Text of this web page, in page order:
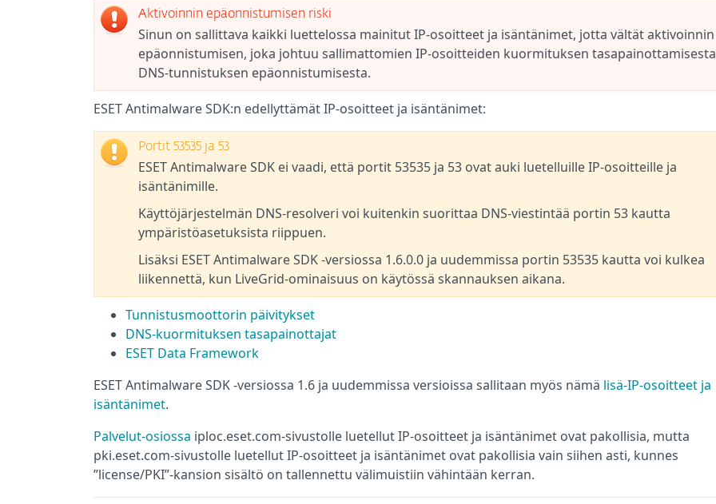
Aktivoinnin epäonnistumisen riski
Sinun on sallittava kaikki luettelossa mainitut IP-osoitteet ja isäntänimet, jotta vältät aktivoinnin
epäonnistumisen, joka johtuu sallimattomien IP-osoitteiden kuormituksen
DNS-tunnistuksen epäonnistumisesta.
ESET Antimalware SDK:n edellyttämät IP-osoitteet ja isäntänimet:
Portit 53535 ja 53
ESET Antimalware SDK ei vaadi, että portit 53535 ja 53 ovat auki luetelluille IP-osoitteille ja
isäntänimille.
Käyttöjärjestelmän DNS-resolveri voi kuitenkin suorittaa DNS-viestintää portin 53 kautta
ympäristöasetuksista riippuen.
Lisäksi ESET Antimalware SDK -versiossa 1.6.0.0 ja uudemmissa portin 53535 kautta voi kulkea
liikennettä, kun LiveGrid-ominaisuus on käytössä skannauksen aikana.
Tunnistusmoottorin päivitykset
DNS-kuormituksen tasapainottajat
ESET Data Framework
ESET Antimalware SDK -versiossa 1.6 ja uudemmissa versioissa sallitaan myös nämä lisä-IP-osoitteet ja
isäntänimet.
Palvelut-osiossa iploc.eset.com-sivustolle luetellut IP-osoitteet ja isäntänimet ovat pakollisia, mutta
pki.eset.com-sivustolle luetellut IP-osoitteet ja isäntänimet ovat pakollisia vain siihen asti, kunnes
”license/PKI”-kansion sisältö on tallennettu välimuistiin vähintään kerran.